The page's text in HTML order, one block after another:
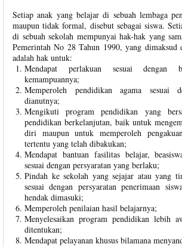
Setiap anak yang belajar di sebuah lembaga
maupun tidak formal, disebut sebagai siswa.
di sebuah sekolah mempunyai hak-hak yang
Pemerintah No 28 Tahun 1990, yang dimaksud
adalah hak untuk:
Mendapat perlakuan sesuai dengan
kemampuannya;
Memperoleh pendidikan agama sesuai
dianutnya;
Mengikuti program pendidikan yang
pendidikan berkelanjutan, baik untuk
diri maupun untuk memperoleh
tertentu yang telah dibakukan;
Mendapat bantuan fasilitas belajar,
sesuai dengan persyaratan yang berlaku;
Pindah ke sekolah yang sejajar atau yang
sesuai dengan persyaratan penerimaan
hendak dimasuki;
Memperoleh penilaian hasil belajarnya;
Menyelesaikan program pendidikan lebih
ditentukan;
Mendapat pelayanan khusus bilamana